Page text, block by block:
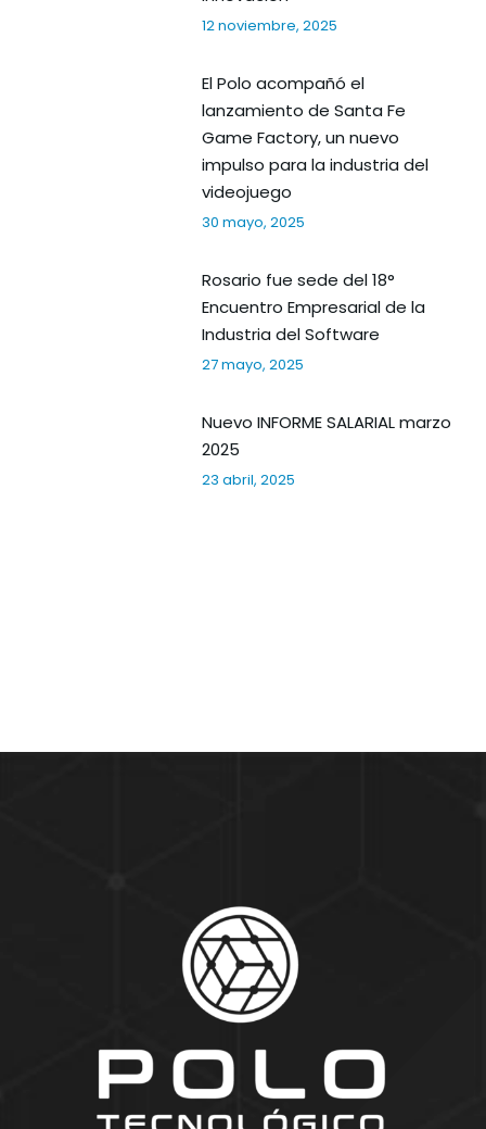
12 noviembre, 2025
El Polo acompañó el
lanzamiento de Santa Fe
Game Factory, un nuevo
impulso para la industria del
videojuego
30 mayo, 2025
Rosario fue sede del 18°
Encuentro Empresarial de la
Industria del Software
27 mayo, 2025
Nuevo INFORME SALARIAL marzo
2025
23 abril, 2025